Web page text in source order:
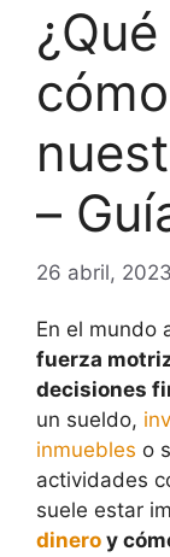
–
26 abril, 2023
En el mundo
fuerza
decisiones
un sueldo,
inmuebles o
actividades
suele estar
dinero y